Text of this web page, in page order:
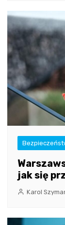
jak się
Karol